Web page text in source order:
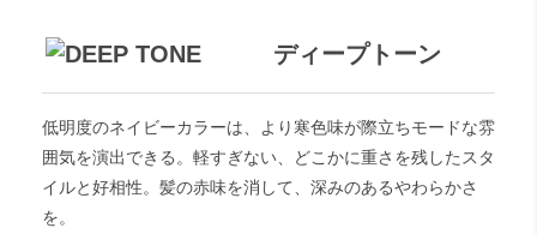
ディープトーン
低明度のネイビーカラーは、より寒色味が際立ちモードな雰
囲気を演出できる。軽すぎない、どこかに重さを残したスタ
イルと好相性。髪の赤味を消して、深みのあるやわらかさ
を。